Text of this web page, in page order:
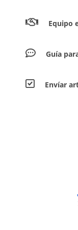
Equipo
Guía
Envíar